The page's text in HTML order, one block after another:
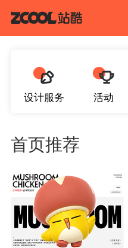
设计服务 活动
首页推荐